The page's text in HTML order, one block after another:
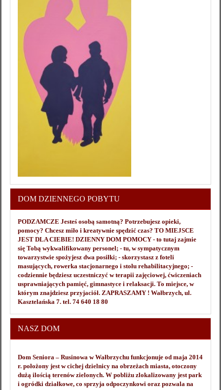
DOM DZIENNEGO POBYTU
PODZAMCZE Jesteś osobą samotną? Potrzebujesz opieki,
pomocy? Chcesz miło i kreatywnie spędzić czas? TO MIEJSCE
JEST DLA CIEBIE! DZIENNY DOM POMOCY - to tutaj zajmie
się Tobą wykwalifikowany personel; - tu, w sympatycznym
towarzystwie spożyjesz dwa posiłki; - skorzystasz z foteli
masujących, rowerka stacjonarnego i stołu rehabilitacyjnego; -
codziennie będziesz uczestniczyć w terapii zajęciowej, ćwiczeniach
usprawniających pamięć, gimnastyce i relaksacji. To miejsce, w
którym znajdziesz przyjaciół. ZAPRASZAMY ! Wałbrzych, ul.
Kasztelańska 7. tel. 74 640 18 80
NASZ DOM
Dom Seniora – Rusinowa w Wałbrzychu funkcjonuje od maja 2014
r. położony jest w cichej dzielnicy na obrzeżach miasta, otoczony
dużą ilością terenów zielonych. W pobliżu zlokalizowany jest park
i ogródki działkowe, co sprzyja odpoczynkowi oraz pozwala na